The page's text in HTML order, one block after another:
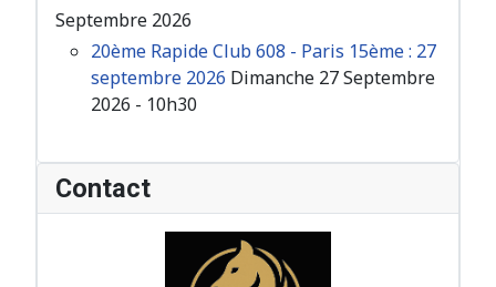
Septembre 2026
20ème Rapide Club 608 - Paris 15ème : 27
septembre 2026 Dimanche 27 Septembre
2026 - 10h30
Contact